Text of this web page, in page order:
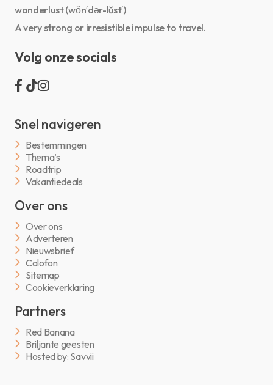
wanderlust (wŏn′dər-lŭst′)
A very strong or irresistible impulse to travel.
Volg onze socials
Snel navigeren
Bestemmingen
Thema’s
Roadtrip
Vakantiedeals
Over ons
Over ons
Adverteren
Nieuwsbrief
Colofon
Sitemap
Cookieverklaring
Partners
Red Banana
Briljante geesten
Hosted by: Savvii